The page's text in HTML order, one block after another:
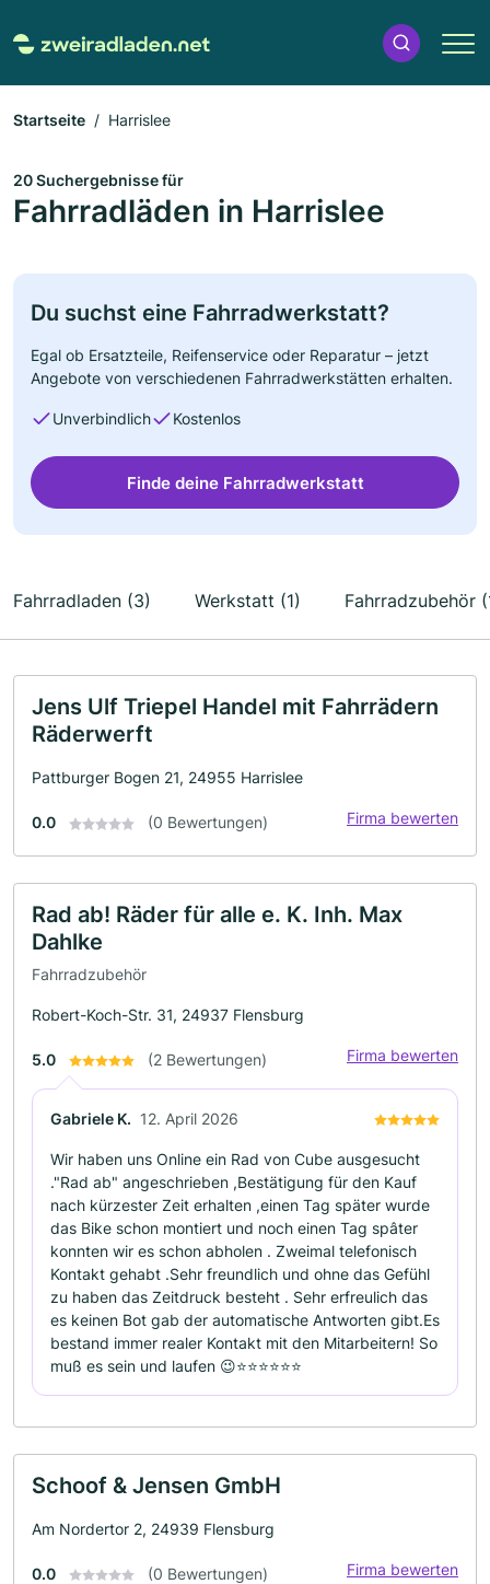
Startseite Harrislee
20 Suchergebnisse für
Fahrradläden in Harrislee
Du suchst eine Fahrradwerkstatt?
Egal ob Ersatzteile, Reifenservice oder Reparatur – jetzt
Angebote von verschiedenen Fahrradwerkstätten erhalten.
Unverbindlich Kostenlos
Finde deine Fahrradwerkstatt
Fahrradladen (3) Werkstatt (1) Fahrradzubehör
Jens Ulf Triepel Handel mit Fahrrädern
Räderwerft
Pattburger Bogen 21, 24955 Harrislee
0.0 (0 Bewertungen) Firma bewerten
Rad ab! Räder für alle e. K. Inh. Max
Dahlke
Fahrradzubehör
Robert-Koch-Str. 31, 24937 Flensburg
5.0 (2 Bewertungen) Firma bewerten
Gabriele K. 12. April 2026
Wir haben uns Online ein Rad von Cube ausgesucht
."Rad ab" angeschrieben ,Bestätigung für den Kauf
nach kürzester Zeit erhalten ,einen Tag später wurde
das Bike schon montiert und noch einen Tag spâter
konnten wir es schon abholen . Zweimal telefonisch
Kontakt gehabt .Sehr freundlich und ohne das Gefühl
zu haben das Zeitdruck besteht . Sehr erfreulich das
es keinen Bot gab der automatische Antworten gibt.Es
bestand immer realer Kontakt mit den Mitarbeitern! So
muß es sein und laufen 😉⭐⭐⭐⭐⭐⭐
Schoof & Jensen GmbH
Am Nordertor 2, 24939 Flensburg
0.0 (0 Bewertungen) Firma bewerten